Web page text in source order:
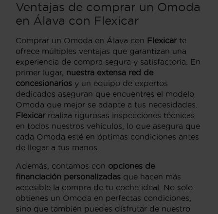
Ventajas de comprar un Omoda
en Álava con Flexicar
Comprar un Omoda en Álava con Flexicarte
ofrece múltiples ventajas que garantizan una
experiencia de compra segura y satisfactoria. En
primer lugar, nuestra extensa red de
concesionarios y un equipo de expertos
dedicados aseguran que encuentres el modelo
Omoda que mejor se adapte a tus necesidades.
Flexicarrealiza rigurosas inspecciones técnicas
en todos nuestros vehículos, lo que asegura que
cada Omoda esté en óptimas condiciones antes
de llegar a tus manos.
Además, contamos con opciones de
financiación personalizadas que hacen más
accesible la compra de tu coche ideal. No solo
obtienes un Omoda en perfectas condiciones,
sino que también puedes disfrutar de nuestro